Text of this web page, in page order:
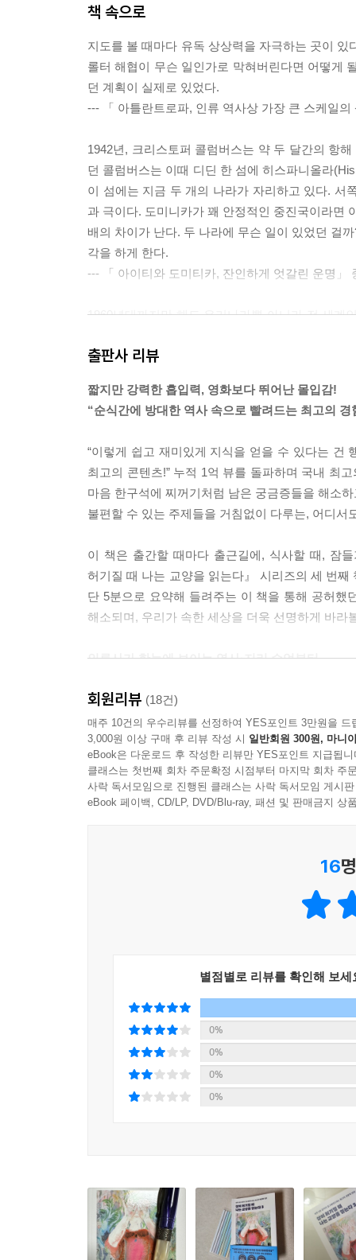
책 속으로
지도를 볼 때마다 유독 상상력을 자극하는 곳이
롤터 해협이 무슨 일인가로 막혀버린다면 어떻게
던 계획이 실제로 있었다.
--- 「 아틀란트로파, 인류 역사상 가장 큰 스케일의
1942년, 크리스토퍼 콜럼버스는 약 두 달간의 항
던 콜럼버스는 이때 디딘 한 섬에 히스파니올라
이 섬에는 지금 두 개의 나라가 자리하고 있다. 서
과 극이다. 도미니카가 꽤 안정적인 중진국이라면
배의 차이가 난다. 두 나라에 무슨 일이 있었던 걸
각을 하게 한다.
--- 「 아이티와 도미티카, 잔인하게 엇갈린 운명」
1960년대까지만 해도 우리나라뿐 아니라 전 세계
서는 안 되는 이름이었다. 이 때문에 칭기즈칸은
미국은 세계에서 팁이 가장 비싼 나라다. 동전 몇
한국에서도 팁 문화가 생길 조짐을 보이니 걱정
--- 「 팁 문화의 역사 그리고 없애지 못하는 이유」
필리핀과 중남미는 모두 스페인의 식민 지배를
런 대규모 혼혈이 일어나지 않았다. 필리핀에서
까?
--- 「 스페인 식민지였던 필리핀에 메스티소가 적
--- 「 절망의 땅, 르완다가 떠오르고 있다」 중에서
출판사 리뷰
짧지만 강력한 흡입력, 영화보다 뛰어난 몰입감!
“순식간에 방대한 역사 속으로 빨려드는 최고의 경
“이렇게 쉽고 재미있게 지식을 얻을 수 있다는 건
최고의 콘텐츠!” 누적 1억 뷰를 돌파하며 국내 최
마음 한구석에 찌꺼기처럼 남은 궁금증들을 해소
불편할 수 있는 주제들을 거침없이 다루는, 어디
이 책은 출간할 때마다 출근길에, 식사할 때, 잠
허기질 때 나는 교양을 읽는다』 시리즈의 세 번
단 5분으로 요약해 들려주는 이 책을 통해 공허
해소되며, 우리가 속한 세상을 더욱 선명하게 바
인류사가 한눈에 보이는 역사·지리 수업부터
“읽는 것만으로 세상을 보는 시각이 달라진다!”
이 책에는 역사·문화·사회·상식 등 거의 모든 분
흐름을 부담 없이 시간 날 때 잠깐씩 지적 허기
생각해봐야 할 화두를 제시함으로써 단순히 지식
흥미롭게 들려준다. 〈2장 가장 쓸모 있고 가장
들려준다. 마지막으로 〈4장 알면 알수록 삶이
흥미진진하면서도 깊은 여운이 남는 교양 지식
허기가 채워지는 충만함을 느끼고, 이를 통해 세
회원리뷰 (18건)
매주 10건의 우수리뷰를 선정하여 YES포인트 3만원을 드
3,000원 이상 구매 후 리뷰 작성 시 일반회원 300원, 마니
eBook은 다운로드 후 작성한 리뷰만 YES포인트 지급됩니
클래스는 첫번째 회차 주문확정 시점부터 마지막 회차 주
사락 독서모임으로 진행된 클래스는 사락 독서모임 게시
eBook 페이백, CD/LP, DVD/Blu-ray, 패션 및 판매금지 상
16
별점별로 리뷰를 확인해 보세
0%
0%
0%
0%